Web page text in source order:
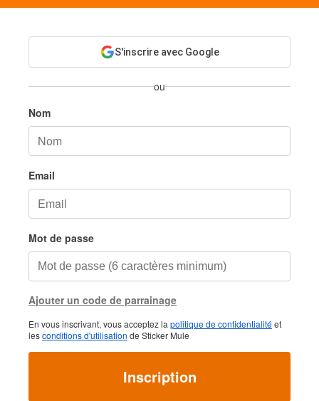
S'inscrire avec Google
ou
Nom
Email
Mot de passe
Ajouter un code de parrainage
En vous inscrivant, vous acceptez la politique de confidentialitéet
lesconditions d'utilisation de Sticker Mule
Inscription